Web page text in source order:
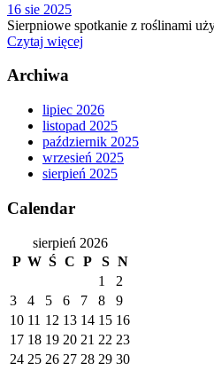
16 sie 2025
Sierpniowe spotkanie z roślinami
Czytaj więcej
Archiwa
lipiec 2026
listopad 2025
październik 2025
wrzesień 2025
sierpień 2025
Calendar
sierpień 2026
P W Ś C P S N
1
2
3
4 5 6 7 8
9
10 11 12 13 14 15 16
17 18 19 20 21 22 23
24 25 26 27 28 29 30